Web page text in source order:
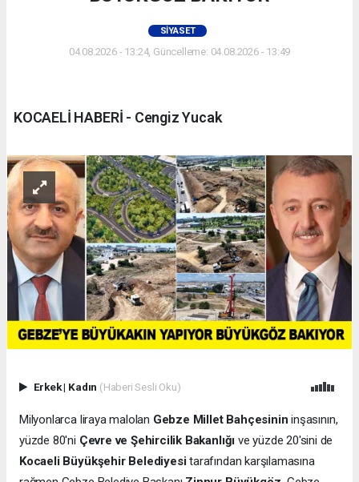
SIYASET
04.08.2026 - 13:24, Güncelleme: 04.08.2026 - 13:49
KOCAELİ HABERİ - Cengiz Yucak
Erkek| Kadın (Haberi Sesli Oku)
Milyonlarca liraya malolan Gebze Millet Bahçesinin inşasının,
yüzde 80'ni Çevre ve Şehircilik Bakanlığı ve yüzde 20'sini de
Kocaeli Büyükşehir Belediyesitarafından karşılamasına